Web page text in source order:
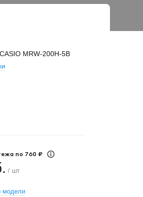
MRW-200H-5B
по 760 ₽
/ шт
модели